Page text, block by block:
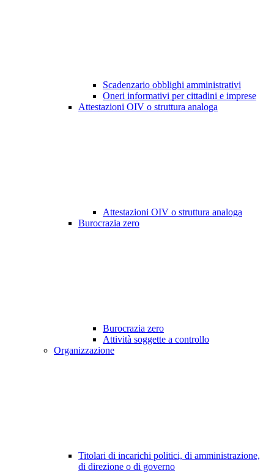
Scadenzario obblighi amministrativi
Oneri informativi per cittadini e imprese
Attestazioni OIV o struttura analoga
Attestazioni OIV o struttura analoga
Burocrazia zero
Burocrazia zero
Attività soggette a controllo
Organizzazione
Titolari di incarichi politici, di amministrazione,
di direzione o di governo